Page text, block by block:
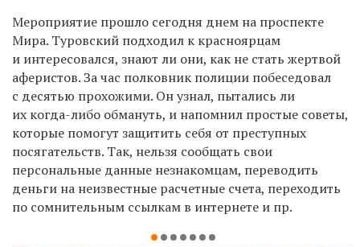
Мероприятие прошло сегодня днем на проспекте
Мира. Туровский подходил к красноярцам
и интересовался, знают ли они, как не стать жертвой
аферистов. За час полковник полиции побеседовал
с десятью прохожими. Он узнал, пытались ли
их когда-либо обмануть, и напомнил простые советы,
которые помогут защитить себя от преступных
посягательств. Так, нельзя сообщать свои
персональные данные незнакомцам, переводить
деньги на неизвестные расчетные счета, переходить
по сомнительным ссылкам в интернете и пр.